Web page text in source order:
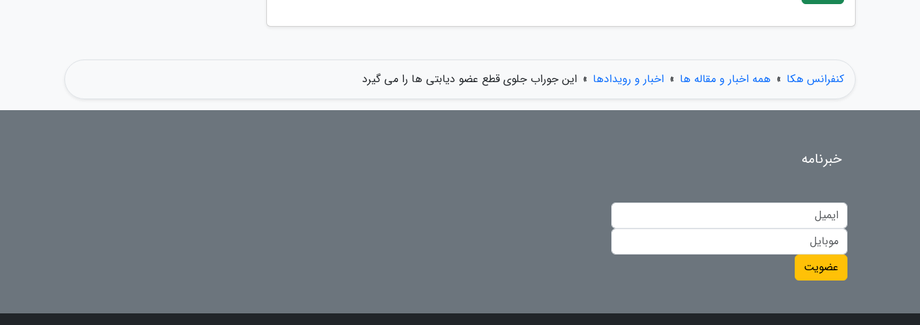
کنفرانس هکا » همه اخبار و مقاله ها » اخبار و رویدادها » این جوراب جلوی قطع عضو دیابتی ها را می گیرد
خبرنامه
عضویت